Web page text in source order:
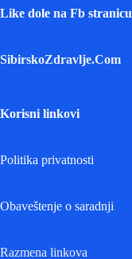
Like dole na Fb stranicu
SibirskoZdravlje.Com
Korisni linkovi
Politika privatnosti
Obaveštenje o saradnji
Razmena linkova